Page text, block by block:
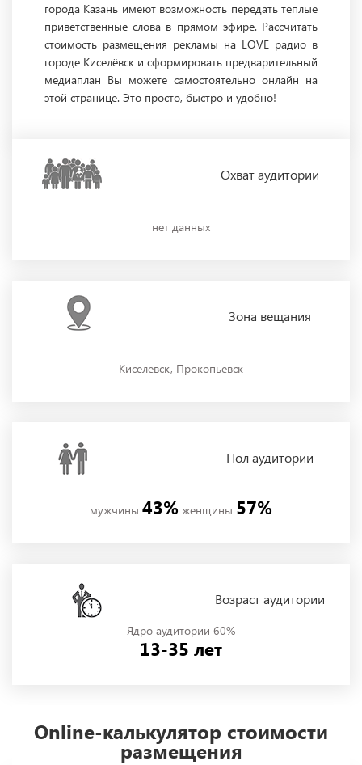
города Казань имеют возможность передать теплые
приветственные слова в прямом эфире. Рассчитать
стоимость размещения рекламы на LOVE радио в
городе Киселёвск и сформировать предварительный
медиаплан Вы можете самостоятельно онлайн на
этой странице. Это просто, быстро и удобно!
Охватаудитории
нет данных
Зона вещания
Киселёвск, Прокопьевск
Полаудитории
мужчины 43% женщины 57%
Возраст аудитории
Ядро аудитории 60%
13-35 лет
Online-калькулятор стоимости
размещения